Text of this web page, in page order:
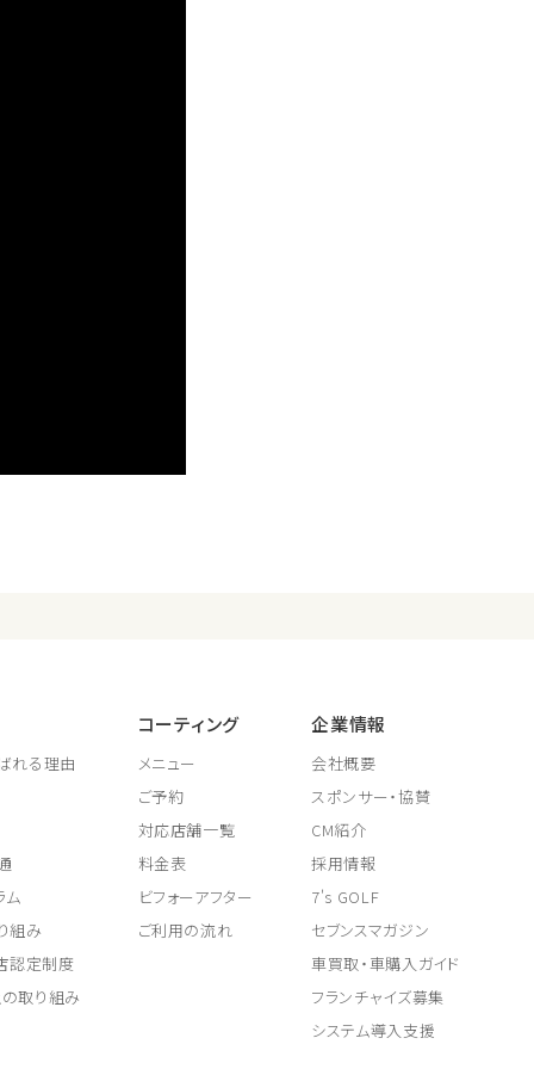
れる理由
ム
組み
認定制度
取り組み
コーティング
メニュー
ご予約
対応店舗一覧
料金表
ビフォーアフター
ご利用の流れ
企業情報
会社概要
スポンサー・協賛
CM紹介
採用情報
7's GOLF
セブンスマガジン
車買取・車購入ガイド
フランチャイズ募集
システム導入支援